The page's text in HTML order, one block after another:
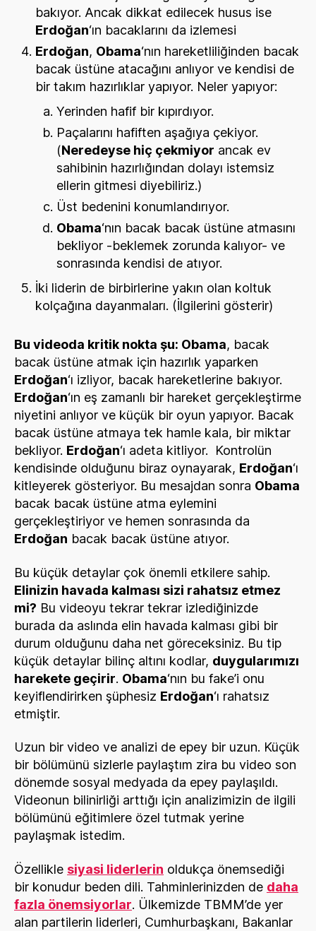
bakıyor. Ancak dikkat edilecek husus ise
Erdoğan‘ın bacaklarını da izlemesi
Erdoğan, Obama‘nın hareketliliğinden bacak
bacak üstüne atacağını anlıyor ve kendisi de
bir takım hazırlıklar yapıyor. Neler yapıyor:
Yerinden hafif bir kıpırdıyor.
Paçalarını hafiften aşağıya çekiyor.
(Neredeyse hiç çekmiyor ancak ev
sahibinin hazırlığından dolayı istemsiz
ellerin gitmesi diyebiliriz.)
Üst bedenini konumlandırıyor.
Obama‘nın bacak bacak üstüne atmasını
bekliyor -beklemek zorunda kalıyor- ve
sonrasında kendisi de atıyor.
İki liderin de birbirlerine yakın olan koltuk
kolçağına dayanmaları. (İlgilerini gösterir)
Bu videoda kritik nokta şu: Obama, bacak
bacak üstüne atmak için hazırlık yaparken
Erdoğan‘ı izliyor, bacak hareketlerine bakıyor.
Erdoğan‘ın eş zamanlı bir hareket gerçekleştirme
niyetini anlıyor ve küçük bir oyun yapıyor. Bacak
bacak üstüne atmaya tek hamle kala, bir miktar
bekliyor. Erdoğan‘ı adeta kitliyor. Kontrolün
kendisinde olduğunu biraz oynayarak, Erdoğan‘ı
kitleyerek gösteriyor. Bu mesajdan sonra Obama
bacak bacak üstüne atma eylemini
gerçekleştiriyor ve hemen sonrasında da
Erdoğan bacak bacak üstüne atıyor.
Bu küçük detaylar çok önemli etkilere sahip.
Elinizin havada kalması sizi rahatsız etmez
mi? Bu videoyu tekrar tekrar izlediğinizde
burada da aslında elin havada kalması gibi bir
durum olduğunu daha net göreceksiniz. Bu tip
küçük detaylar bilinç altını kodlar, duygularımızı
harekete geçirir. Obama‘nın bu fake’i onu
keyiflendirirken şüphesiz Erdoğan‘ı rahatsız
etmiştir.
Uzun bir video ve analizi de epey bir uzun. Küçük
bir bölümünü sizlerle paylaştım zira bu video son
dönemde sosyal medyada da epey paylaşıldı.
Videonun bilinirliği arttığı için analizimizin de ilgili
bölümünü eğitimlere özel tutmak yerine
paylaşmak istedim.
Özellikle siyasi liderlerin oldukça önemsediği
bir konudur beden dili. Tahminlerinizden de daha
fazla önemsiyorlar. Ülkemizde TBMM’de yer
alan partilerin liderleri, Cumhurbaşkanı, Bakanlar